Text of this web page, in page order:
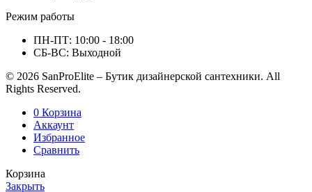
Режим работы
ПН-ПТ: 10:00 - 18:00
СБ-ВС: Выходной
© 2026 SanProElite – Бутик дизайнерской сантехники. All
Rights Reserved.
0 Корзина
Аккаунт
Избранное
Сравнить
Корзина
Закрыть